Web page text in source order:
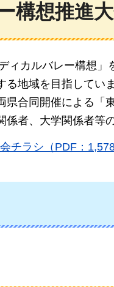
構想推進
ィカルバレー構想
地域を目指してい
合同開催による「
者、大学関係者等
チラシ（PDF：